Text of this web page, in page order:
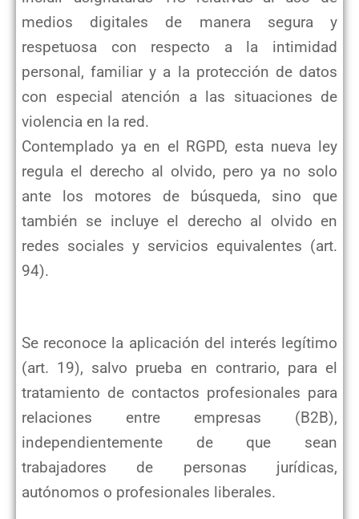
medios digitales de manera segura y
respetuosa con respecto a la intimidad
personal, familiar y a la protección de datos
con especial atención a las situaciones de
violencia en la red.
Contemplado ya en el RGPD, esta nueva ley
regula el derecho al olvido, pero ya no solo
ante los motores de búsqueda, sino que
también se incluye el derecho al olvido en
redes sociales y servicios equivalentes (art.
94).
Se reconoce la aplicación del interés legítimo
(art. 19), salvo prueba en contrario, para el
tratamiento de contactos profesionales para
relaciones entre empresas (B2B),
independientemente de que sean
trabajadores de personas jurídicas,
autónomos o profesionales liberales.